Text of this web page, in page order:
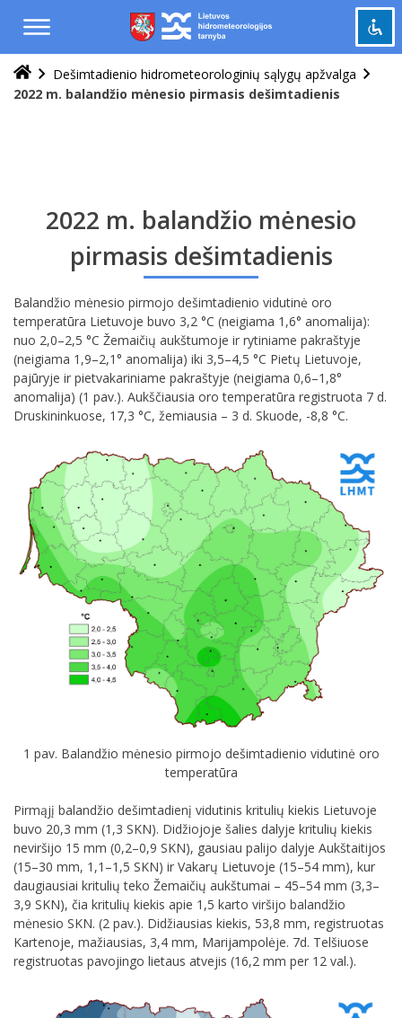
title Pažymėti antraštes
Padidinti šriftą
Tamsus kontrastas
Grąžinti
viską
į
pradinę
būseną
cached
turinį
Dešimtadienio hidrometeorologinių sąlygų apžvalga
2022 m. balandžio mėnesio pirmasis dešimtadienis
2022 m. balandžio mėnesio
pirmasis dešimtadienis
Balandžio mėnesio pirmojo dešimtadienio vidutinė oro
temperatūra Lietuvoje buvo 3,2 °C (neigiama 1,6° anomalija):
nuo 2,0–2,5 °C Žemaičių aukštumoje ir rytiniame pakraštyje
(neigiama 1,9–2,1° anomalija) iki 3,5–4,5 °C Pietų Lietuvoje,
pajūryje ir pietvakariniame pakraštyje (neigiama 0,6–1,8°
anomalija) (1 pav.). Aukščiausia oro temperatūra registruota 7 d.
Druskininkuose, 17,3 °C, žemiausia – 3 d. Skuode, -8,8 °C.
1 pav. Balandžio mėnesio pirmojo dešimtadienio vidutinė oro
temperatūra
Pirmąjį balandžio dešimtadienį vidutinis kritulių kiekis Lietuvoje
buvo 20,3 mm (1,3 SKN). Didžiojoje šalies dalyje kritulių kiekis
neviršijo 15 mm (0,2–0,9 SKN), gausiau palijo dalyje Aukštaitijos
(15–30 mm, 1,1–1,5 SKN) ir Vakarų Lietuvoje (15–54 mm), kur
daugiausiai kritulių teko Žemaičių aukštumai – 45–54 mm (3,3–
3,9 SKN), čia kritulių kiekis apie 1,5 karto viršijo balandžio
mėnesio SKN. (2 pav.). Didžiausias kiekis, 53,8 mm, registruotas
Kartenoje, mažiausias, 3,4 mm, Marijampolėje. 7d. Telšiuose
registruotas pavojingo lietaus atvejis (16,2 mm per 12 val.).